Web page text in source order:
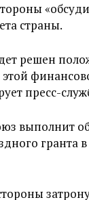
страны.
решен
пресс-
выполнит
гранта